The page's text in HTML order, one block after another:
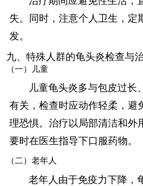
失。同时，注意个人卫生，定
发。
九、特殊人群的龟头炎检查与
（一）儿童
儿童龟头炎多与包皮过长
有关，检查时应动作轻柔，避
理恐惧。治疗以局部清洁和外
要时在医生指导下口服药物。
（二）老年人
老年人由于免疫力下降，